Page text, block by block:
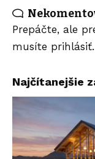
Prepáčte, ale
musíte prihlásiť.
Najčítanejšie